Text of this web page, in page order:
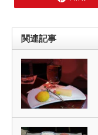
関連記事